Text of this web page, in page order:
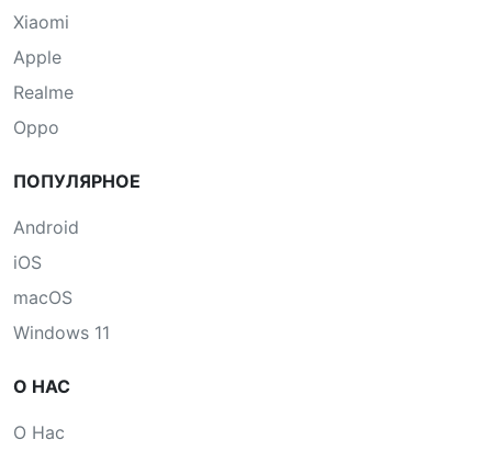
Xiaomi
Apple
Realme
Oppo
ПОПУЛЯРНОЕ
Android
iOS
macOS
Windows 11
О НАС
О Нас